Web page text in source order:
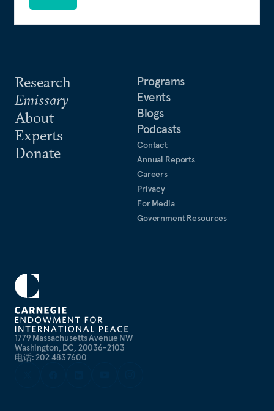
1779 Massachusetts Avenue NW
Washington, DC, 20036-2103
电话: 202 483 7600
Research
Emissary
About
Experts
Donate
Programs
Events
Blogs
Podcasts
Contact
Annual Reports
Careers
Privacy
For Media
Government Resources